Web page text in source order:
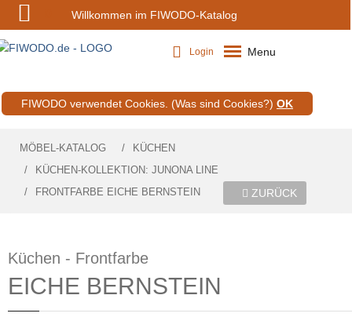
Willkommen im FIWODO-Katalog
Login Menu
FIWODO verwendet Cookies. (Was sind Cookies?) OK
MÖBEL-KATALOG
KÜCHEN
KÜCHEN-KOLLEKTION: JUNONA LINE
FRONTFARBE EICHE BERNSTEIN
ZURÜCK
Küchen - Frontfarbe
EICHE BERNSTEIN